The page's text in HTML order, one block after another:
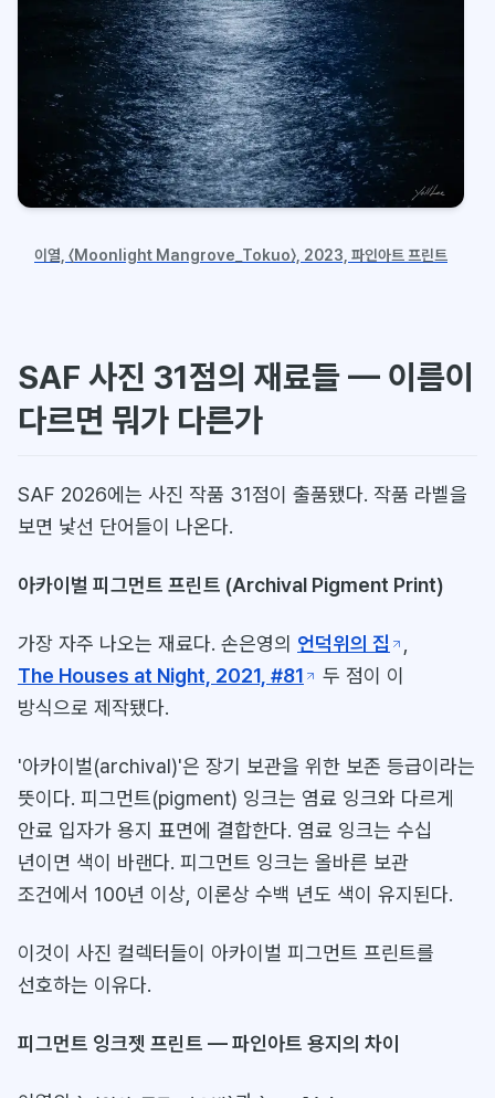
이열, 〈Moonlight Mangrove_Tokuo〉, 2023, 파인아트 프린트
SAF 사진 31점의 재료들 — 이름이
다르면 뭐가 다른가
SAF 2026에는 사진 작품 31점이 출품됐다. 작품 라벨을
보면 낯선 단어들이 나온다.
아카이벌 피그먼트 프린트 (Archival Pigment Print)
가장 자주 나오는 재료다. 손은영의 언덕위의 집
,
The Houses at Night, 2021, #81
두 점이 이
방식으로 제작됐다.
'아카이벌(archival)'은 장기 보관을 위한 보존 등급이라는
뜻이다. 피그먼트(pigment) 잉크는 염료 잉크와 다르게
안료 입자가 용지 표면에 결합한다. 염료 잉크는 수십
년이면 색이 바랜다. 피그먼트 잉크는 올바른 보관
조건에서 100년 이상, 이론상 수백 년도 색이 유지된다.
이것이 사진 컬렉터들이 아카이벌 피그먼트 프린트를
선호하는 이유다.
피그먼트 잉크젯 프린트 — 파인아트 용지의 차이